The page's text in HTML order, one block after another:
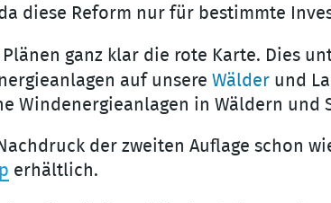
diese Reform nur für bestimmte
Plänen ganz klar die rote Karte. Dies
auf unsere Wälder und
Windenergieanlagen in Wäldern und
der zweiten Auflage schon
erhältlich.